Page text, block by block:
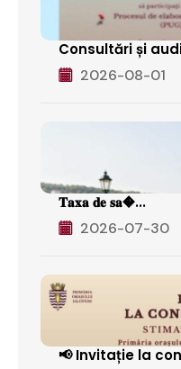
Consultări și
2026-08-01
𝐓𝐚𝐱𝐚 𝐝𝐞 𝐬𝐚�...
2026-07-30
📢 Invitație la